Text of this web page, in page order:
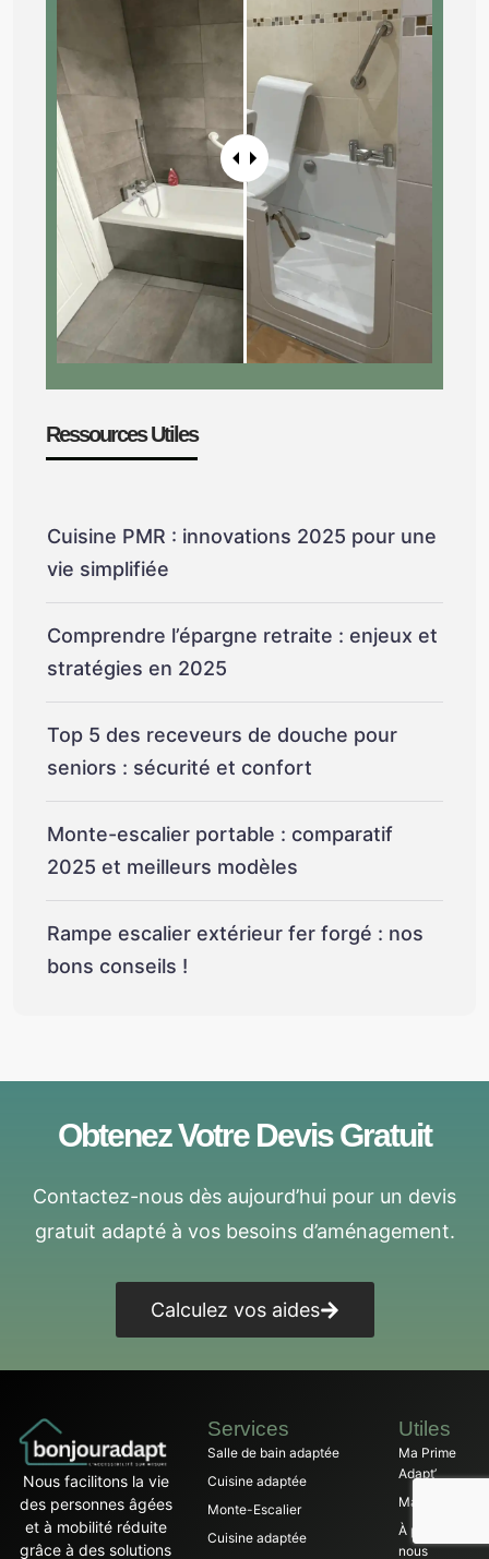
Ressources Utiles
Cuisine PMR : innovations 2025 pour une
vie simplifiée
Comprendre l’épargne retraite : enjeux et
stratégies en 2025
Top 5 des receveurs de douche pour
seniors : sécurité et confort
Monte-escalier portable : comparatif
2025 et meilleurs modèles
Rampe escalier extérieur fer forgé : nos
bons conseils !
Obtenez Votre Devis Gratuit
Contactez-nous dès aujourd’hui pour un devis
gratuit adapté à vos besoins d’aménagement.
Calculez vos aides
Nous facilitons la vie
des personnes âgées
et à mobilité réduite
grâce à des solutions
Services
Salle de bain adaptée
Cuisine adaptée
Monte-Escalier
Cuisine adaptée
Utiles
Ma Prime
Adapt’
Magazine
À propos de
nous